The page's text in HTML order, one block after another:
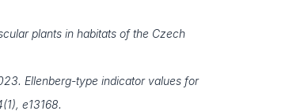
plants in habitats of the Czech
Ellenberg-type indicator values for
e13168.